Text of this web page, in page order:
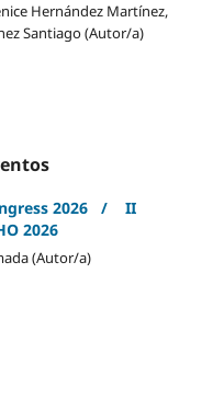
Hernández Martínez,
Santiago (Autor/a)
2026 / II
2026
(Autor/a)